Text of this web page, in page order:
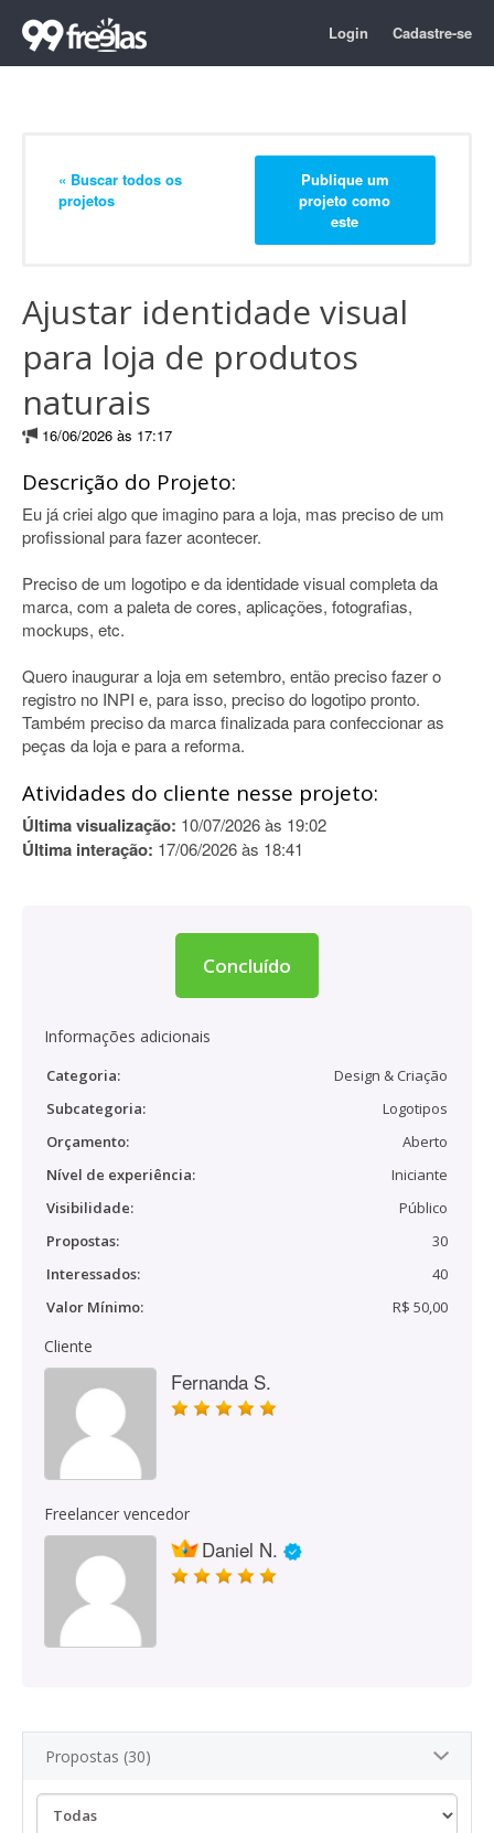
Login Cadastre-se
« Buscar todos os
projetos
Publique um
projeto como
este
Ajustar identidade visual
para loja de produtos
naturais
16/06/2026 às 17:17
Descrição do Projeto:
Eu já criei algo que imagino para a loja, mas preciso de um
profissional para fazer acontecer.
Preciso de um logotipo e da identidade visual completa da
marca, com a paleta de cores, aplicações, fotografias,
mockups, etc.
Quero inaugurar a loja em setembro, então preciso fazer o
registro no INPI e, para isso, preciso do logotipo pronto.
Também preciso da marca finalizada para confeccionar as
peças da loja e para a reforma.
Atividades do cliente nesse projeto:
Última visualização: 10/07/2026 às 19:02
Última interação: 17/06/2026 às 18:41
Concluído
Informações adicionais
Categoria:
Design & Criação
Subcategoria:
Logotipos
Orçamento:
Aberto
Nível de experiência:
Iniciante
Visibilidade:
Público
Propostas:
30
Interessados:
40
Valor Mínimo:
R$ 50,00
Cliente
Fernanda S.
Freelancer vencedor
Daniel N.
Propostas (30)